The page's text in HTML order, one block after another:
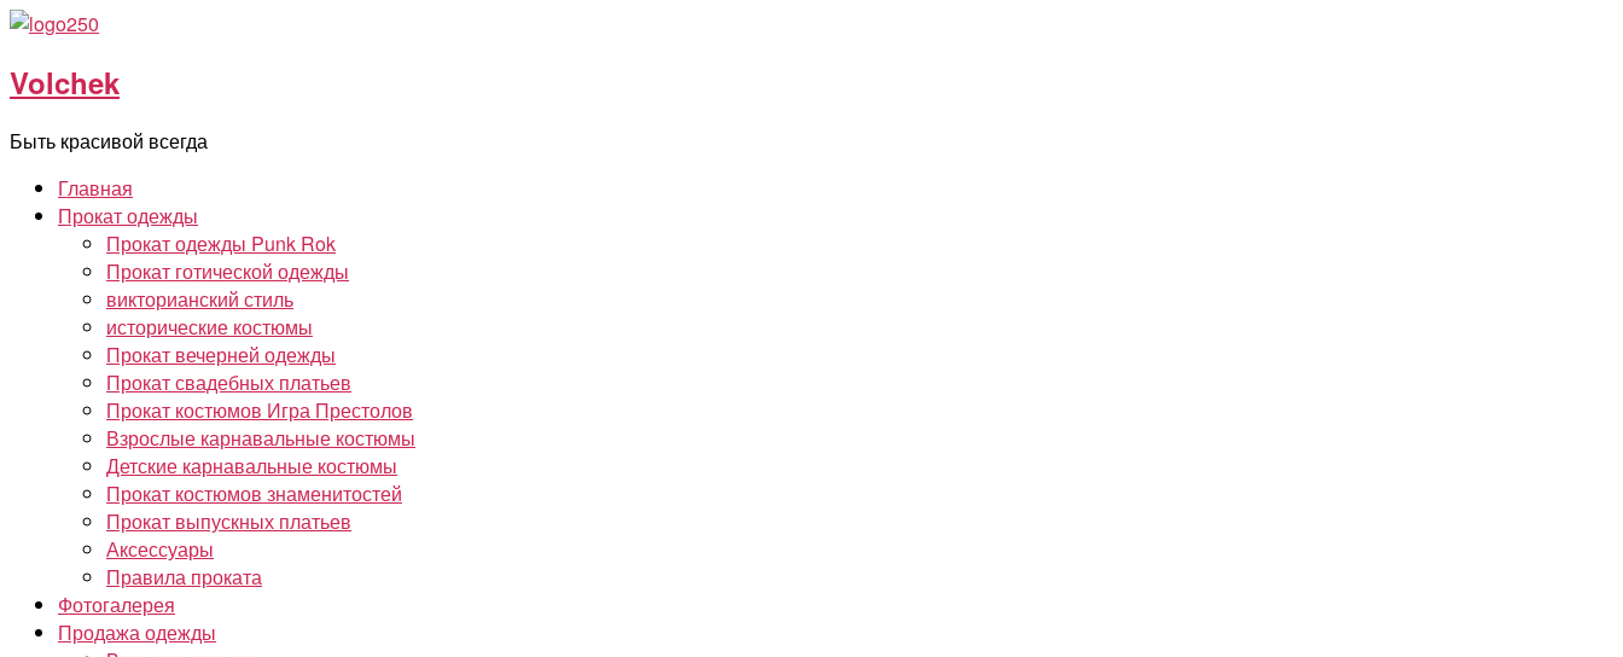
Перейти
содержимому
Volchek
Быть красивой всегда
Главная
Прокат одежды
Прокат одежды Punk Rok
Прокат готической одежды
викторианский стиль
исторические костюмы
Прокат вечерней одежды
Прокат свадебных платьев
Прокат костюмов Игра Престолов
Взрослые карнавальные костюмы
Детские карнавальные костюмы
Прокат костюмов знаменитостей
Прокат выпускных платьев
Аксессуары
Правила проката
Фотогалерея
Продажа одежды